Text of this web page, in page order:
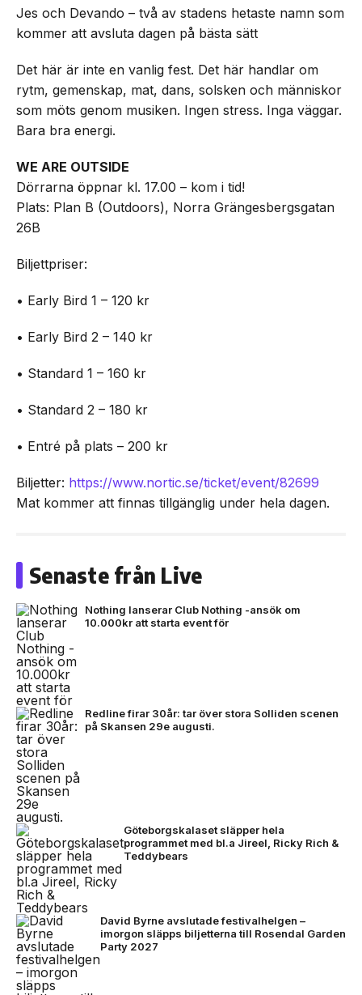
Jes och Devando – två av stadens hetaste namn som
kommer att avsluta dagen på bästa sätt
Det här är inte en vanlig fest. Det här handlar om
rytm, gemenskap, mat, dans, solsken och människor
som möts genom musiken. Ingen stress. Inga väggar.
Bara bra energi.
WE ARE OUTSIDE
Dörrarna öppnar kl. 17.00 – kom i tid!
Plats: Plan B (Outdoors), Norra Grängesbergsgatan
26B
Biljettpriser:
• Early Bird 1 – 120 kr
• Early Bird 2 – 140 kr
• Standard 1 – 160 kr
• Standard 2 – 180 kr
• Entré på plats – 200 kr
Biljetter: https://www.nortic.se/ticket/event/82699
Mat kommer att finnas tillgänglig under hela dagen.
Senaste från Live
Nothing lanserar Club Nothing -ansök om
10.000kr att starta event för
Redline firar 30år: tar över stora Solliden scenen
på Skansen 29e augusti.
Göteborgskalaset släpper hela
programmet med bl.a Jireel, Ricky Rich &
Teddybears
David Byrne avslutade festivalhelgen –
imorgon släpps biljetterna till Rosendal Garden
Party 2027